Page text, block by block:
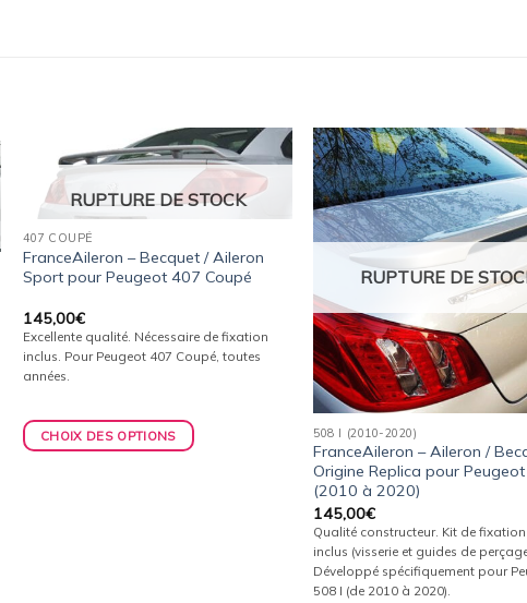
Ajouter
à la
wishlist
RUPTURE DE STOCK
407 COUPÉ
FranceAileron – Becquet / Aileron
Sport pour Peugeot 407 Coupé
145,00€
Excellente qualité. Nécessaire de fixation
inclus. Pour Peugeot 407 Coupé, toutes
années.
CHOIX DES OPTIONS
RUPTURE DE
508 I (2010-2020)
FranceAileron – Aileron /
Origine Replica pour
(2010 à 2020)
145,00€
Qualité constructeur. Kit de
inclus (visserie et guides de
Développé spécifiquement pour
508 I (de 2010 à 2020).